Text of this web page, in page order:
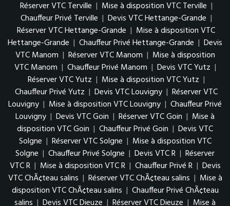
Réserver VTC Terville | Mise à disposition VTC Terville |
Chauffeur Privé Terville | Devis VTC Hettange-Grande |
Réserver VTC Hettange-Grande | Mise à disposition VTC
Hettange-Grande | Chauffeur Privé Hettange-Grande | Devis
VTC Manom | Réserver VTC Manom | Mise à disposition
VTC Manom | Chauffeur Privé Manom | Devis VTC Yutz |
Réserver VTC Yutz | Mise à disposition VTC Yutz |
Chauffeur Privé Yutz | Devis VTC Louvigny | Réserver VTC
Louvigny | Mise à disposition VTC Louvigny | Chauffeur Privé
Louvigny | Devis VTC Goin | Réserver VTC Goin | Mise à
disposition VTC Goin | Chauffeur Privé Goin | Devis VTC
Solgne | Réserver VTC Solgne | Mise à disposition VTC
Solgne | Chauffeur Privé Solgne | Devis VTC R | Réserver
VTC R | Mise à disposition VTC R | Chauffeur Privé R | Devis
VTC ChÃ¢teau salins | Réserver VTC ChÃ¢teau salins | Mise à
disposition VTC ChÃ¢teau salins | Chauffeur Privé ChÃ¢teau
salins | Devis VTC Dieuze | Réserver VTC Dieuze | Mise à